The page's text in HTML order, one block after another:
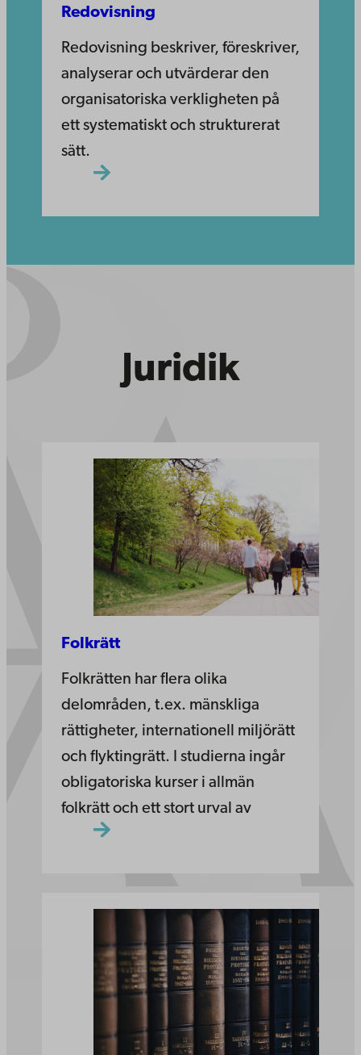
Redovisning
Redovisning beskriver, föreskriver,
analyserar och utvärderar den
organisatoriska verkligheten på
ett systematiskt och strukturerat
sätt.
Juridik
Folkrätt
Folkrätten har flera olika
delområden, t.ex. mänskliga
rättigheter, internationell miljörätt
och flyktingrätt. I studierna ingår
obligatoriska kurser i allmän
folkrätt och ett stort urval av